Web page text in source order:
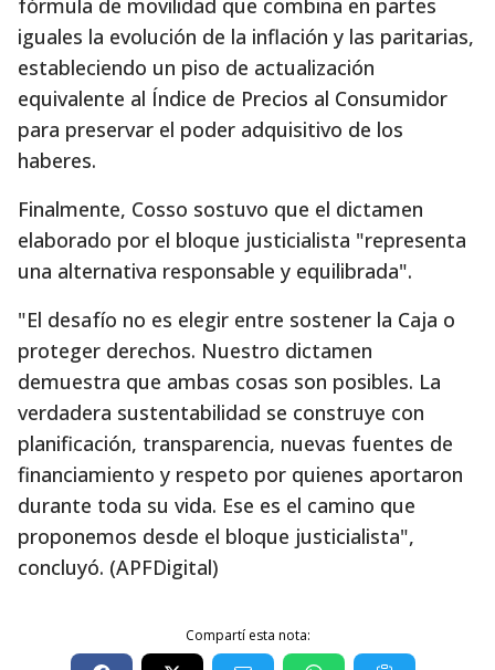
fórmula de movilidad que combina en partes
iguales la evolución de la inflación y las paritarias,
estableciendo un piso de actualización
equivalente al Índice de Precios al Consumidor
para preservar el poder adquisitivo de los
haberes.
Finalmente, Cosso sostuvo que el dictamen
elaborado por el bloque justicialista "representa
una alternativa responsable y equilibrada".
"El desafío no es elegir entre sostener la Caja o
proteger derechos. Nuestro dictamen
demuestra que ambas cosas son posibles. La
verdadera sustentabilidad se construye con
planificación, transparencia, nuevas fuentes de
financiamiento y respeto por quienes aportaron
durante toda su vida. Ese es el camino que
proponemos desde el bloque justicialista",
concluyó. (APFDigital)
Compartí esta nota: